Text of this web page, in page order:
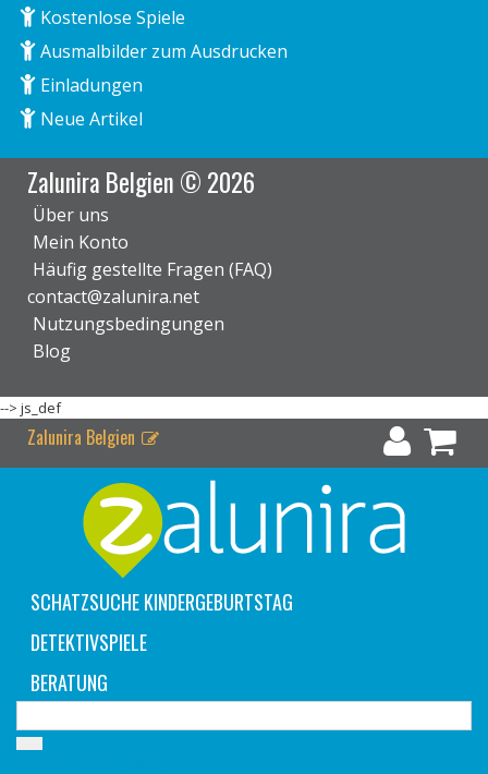
Kostenlose Spiele
Ausmalbilder zum Ausdrucken
Einladungen
Neue Artikel
Zalunira Belgien © 2026
Über uns
Mein Konto
Häufig gestellte Fragen (FAQ)
contact@zalunira.net
Nutzungsbedingungen
Blog
--> js_def
Zalunira Belgien
SCHATZSUCHE KINDERGEBURTSTAG
DETEKTIVSPIELE
BERATUNG